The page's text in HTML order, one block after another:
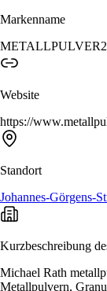
Markenname
Website
https://
Standort
Johannes-Görgens-
Kurzbeschreibung
Michael Rath
Metallpulvern,